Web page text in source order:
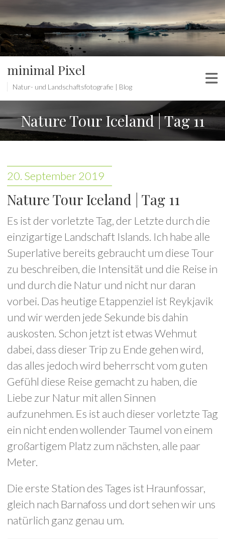
minimal Pixel
Natur- und Landschaftsfotografie | Blog
Nature Tour Iceland | Tag 11
20. September 2019
Nature Tour Iceland | Tag 11
Es ist der vorletzte Tag, der Letzte durch die
einzigartige Landschaft Islands. Ich habe alle
Superlative bereits gebraucht um diese Tour
zu beschreiben, die Intensität und die Reise in
und durch die Natur und nicht nur daran
vorbei. Das heutige Etappenziel ist Reykjavik
und wir werden jede Sekunde bis dahin
auskosten. Schon jetzt ist etwas Wehmut
dabei, dass dieser Trip zu Ende gehen wird,
das alles jedoch wird beherrscht vom guten
Gefühl diese Reise gemacht zu haben, die
Liebe zur Natur mit allen Sinnen
aufzunehmen. Es ist auch dieser vorletzte Tag
ein nicht enden wollender Taumel von einem
großartigem Platz zum nächsten, alle paar
Meter.
Die erste Station des Tages ist Hraunfossar,
gleich nach Barnafoss und dort sehen wir uns
natürlich ganz genau um.